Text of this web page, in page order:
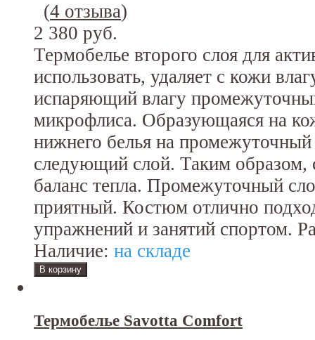
(4 отзыва)
2 380 руб.
Термобелье второго слоя для
использовать, удаляет с кожи
испаряющий влагу
микрофлиса. Образующаяся на
нижнего белья на промежуточный
следующий слой. Таким образом,
баланс тепла. Промежуточный
приятный. Костюм отлично
упражнений и занятий спортом.
Наличие: на складе
Термобелье Savotta Comfort